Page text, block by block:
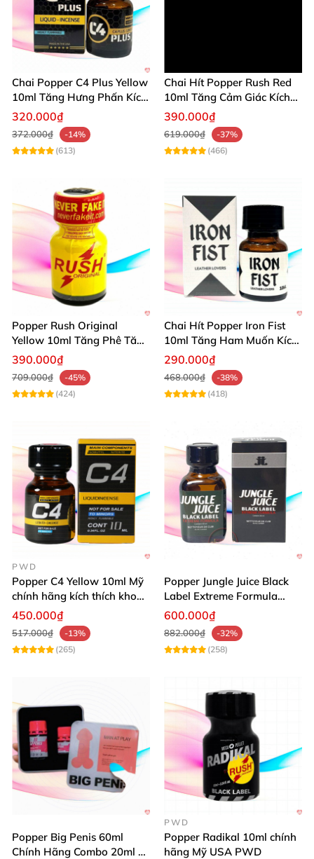
Chai Popper C4 Plus Yellow
10ml Tăng Hưng Phấn Kích
Thích Mạnh
320.000₫
372.000₫
-14%
(613)
Chai Hít Popper Rush Red
10ml Tăng Cảm Giác Kích
Thích Mạnh
390.000₫
619.000₫
-37%
(466)
Popper Rush Original
Yellow 10ml Tăng Phê Tăng
Kích Thích
390.000₫
709.000₫
-45%
(424)
Chai Hít Popper Iron Fist
10ml Tăng Ham Muốn Kích
Thích Mạnh
290.000₫
468.000₫
-38%
(418)
PWD
Popper C4 Yellow 10ml Mỹ
chính hãng kích thích khoái
cảm
450.000₫
517.000₫
-13%
(265)
Popper Jungle Juice Black
Label Extreme Formula
30ml
600.000₫
882.000₫
-32%
(258)
Popper Big Penis 60ml
Chính Hãng Combo 20ml +
PWD
Popper Radikal 10ml chính
hãng Mỹ USA PWD